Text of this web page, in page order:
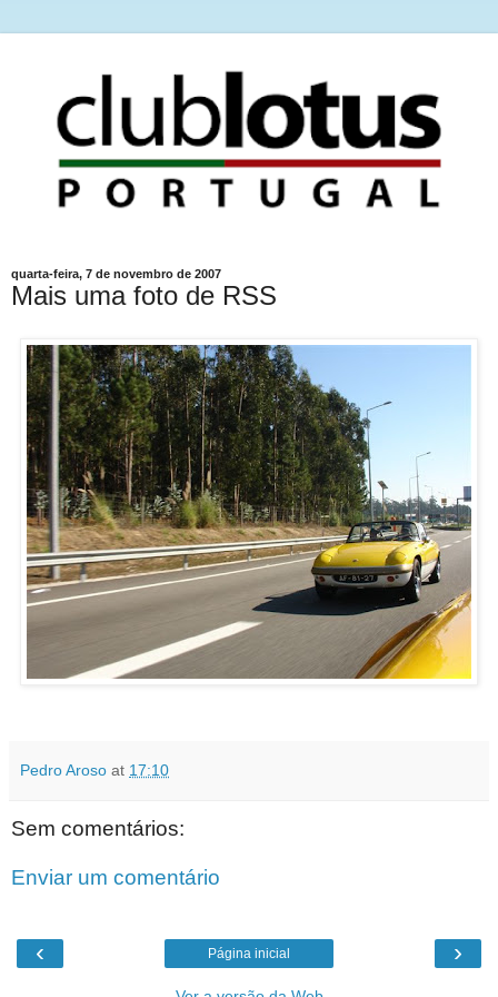
quarta-feira, 7 de novembro de 2007
Mais uma foto de RSS
Pedro Aroso at 17:10
Sem comentários:
Enviar um comentário
‹ ›
Página inicial